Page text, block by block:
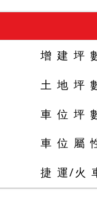
增 建 坪
土 地 坪
車 位 坪
車 位 屬
捷 運/火